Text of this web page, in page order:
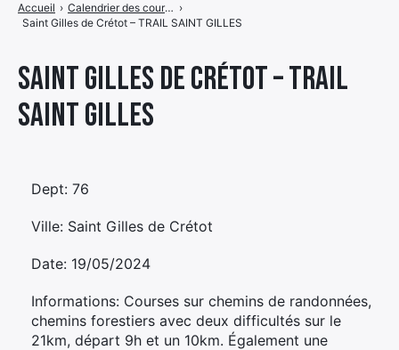
Saint Gilles de Crétot – TRAIL
SAINT GILLES
Accueil › Calendrier des courses ›
Saint Gilles de Crétot – TRAIL SAINT GILLES
Dept: 76
Ville: Saint Gilles de Crétot
Date: 19/05/2024
Informations: Courses sur chemins de randonnées,
chemins forestiers avec deux difficultés sur le
21km, départ 9h et un 10km. Également une
de
menu
Élément
de
Élément
de